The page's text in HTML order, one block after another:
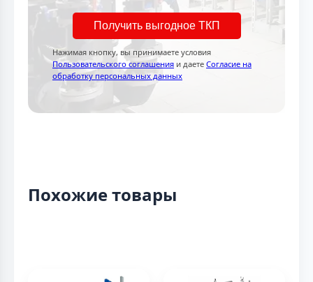
Получить выгодное ТКП
Нажимая кнопку, вы принимаете условия
Пользовательского соглашения и даете Согласие на
обработку персональных данных
Похожие товары